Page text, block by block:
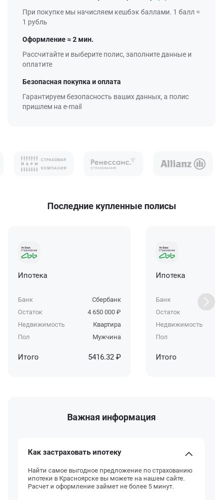
При покупке мы начисляем кешбэк баллами. 1 балл =
1 рубль
Оформление ≈ 2 мин.
Рассчитайте и выберите полис, заполните данные и
оплатите
Безопасная покупка и оплата
Гарантируем безопасность ваших данных, а полис
пришлем на e-mail
Последние купленные полисы
Ипотека
Банк
Сбербанк
Остаток
4 650 000 ₽
Недвижимость
Квартира
Пол
Мужчина
Итого 5416.32 ₽
Ипотека
Банк
Остаток
Недвижимость
Пол
Итого
Важная информация
Как застраховать ипотеку
Найти самое выгодное предложение по страхованию
ипотеки в Красноярске вы можете на нашем сайте.
Расчет и оформление займет не более 5 минут.